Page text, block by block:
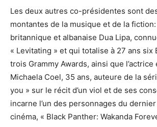
Les deux autres co-présidentes sont
montantes de la musique et de la
britannique et albanaise Dua Lipa,
« Levitating » et qui totalise à 27 ans six
trois Grammy Awards, ainsi que
Michaela Coel, 35 ans, auteure de la
you » sur le récit d’un viol et de ses
incarne l’un des personnages du
cinéma, « Black Panther: Wakanda